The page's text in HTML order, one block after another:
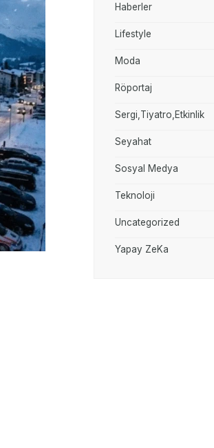
Haberler
Lifestyle
Moda
Röportaj
Sergi,Tiyatro,Etkinlik
Seyahat
Sosyal Medya
Teknoloji
Uncategorized
Yapay ZeKa